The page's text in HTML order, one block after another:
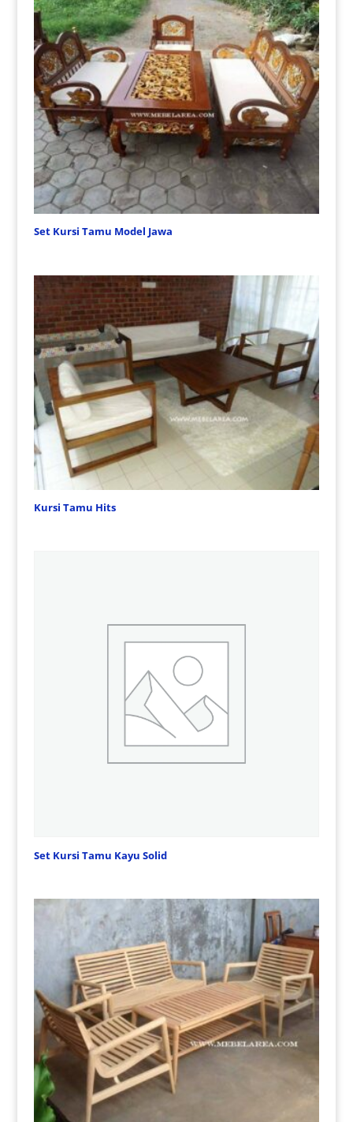
Set Kursi Tamu Model Jawa
Kursi Tamu Hits
Set Kursi Tamu Kayu Solid